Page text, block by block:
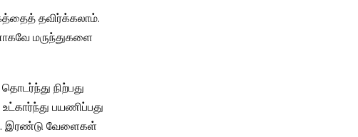
தவிர்க்கலாம்.
மருந்துகளை
நிற்பது
பயணிப்பது
இரண்டு வேளைகள்